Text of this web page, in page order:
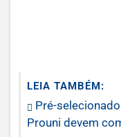
LEIA TAMBÉM:
Pré-
Prouni devem